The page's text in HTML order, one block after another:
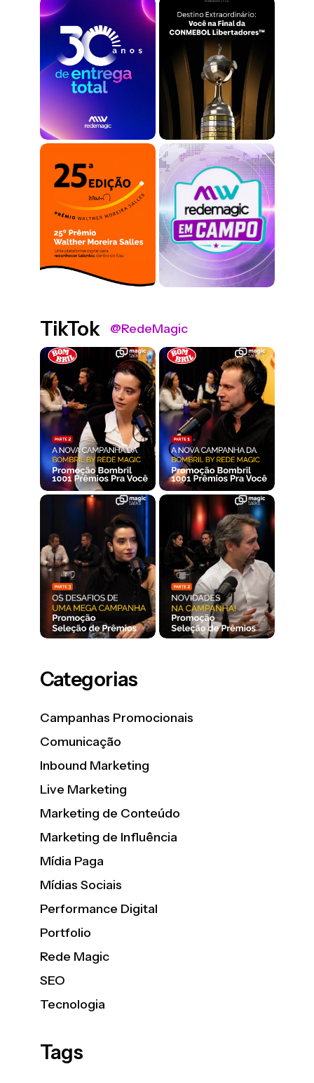
TikTok @RedeMagic
Categorias
Campanhas Promocionais
Comunicação
Inbound Marketing
Live Marketing
Marketing de Conteúdo
Marketing de Influência
Mídia Paga
Mídias Sociais
Performance Digital
Portfolio
Rede Magic
SEO
Tecnologia
Tags